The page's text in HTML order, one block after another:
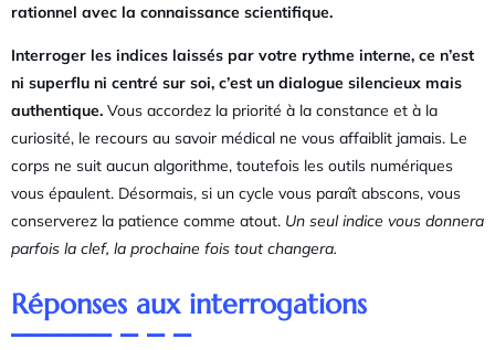
rationnel avec la connaissance scientifique.
Interroger les indices laissés par votre rythme interne, ce n’est
ni superflu ni centré sur soi, c’est un dialogue silencieux mais
authentique. Vous accordez la priorité à la constance et à la
curiosité, le recours au savoir médical ne vous affaiblit jamais. Le
corps ne suit aucun algorithme, toutefois les outils numériques
vous épaulent. Désormais, si un cycle vous paraît abscons, vous
conserverez la patience comme atout. Un seul indice vous donnera
parfois la clef, la prochaine fois tout changera.
Réponses aux interrogations